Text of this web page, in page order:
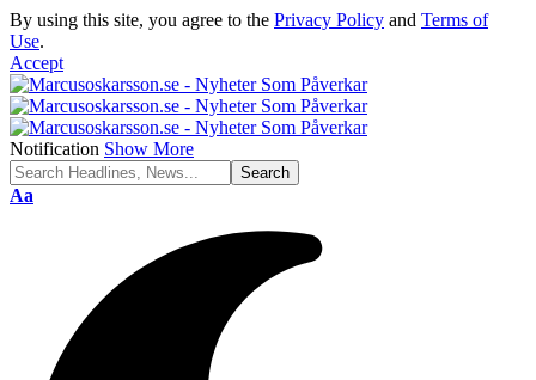
By using this site, you agree to the Privacy Policy and Terms of
Use.
Accept
Notification Show More
Font
Aa